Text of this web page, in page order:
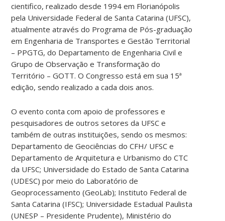
cientifico, realizado desde 1994 em Florianópolis
pela Universidade Federal de Santa Catarina (UFSC),
atualmente através do Programa de Pós-graduação
em Engenharia de Transportes e Gestão Territorial
– PPGTG, do Departamento de Engenharia Civil e
Grupo de Observação e Transformação do
Território – GOTT. O Congresso está em sua 15ª
edição, sendo realizado a cada dois anos.
O evento conta com apoio de professores e
pesquisadores de outros setores da UFSC e
também de outras instituições, sendo os mesmos:
Departamento de Geociências do CFH/ UFSC e
Departamento de Arquitetura e Urbanismo do CTC
da UFSC; Universidade do Estado de Santa Catarina
(UDESC) por meio do Laboratório de
Geoprocessamento (GeoLab); Instituto Federal de
Santa Catarina (IFSC); Universidade Estadual Paulista
(UNESP – Presidente Prudente), Ministério do